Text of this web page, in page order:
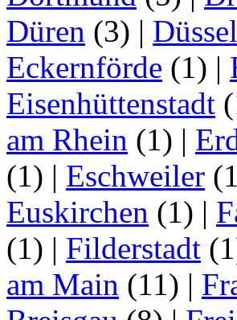
Düren (3) |
Eckernförde (1) |
Eisenhüttenstadt
am Rhein (1) |
(1) | Eschweiler
Euskirchen (1) |
(1) | Filderstadt
am Main (11) |